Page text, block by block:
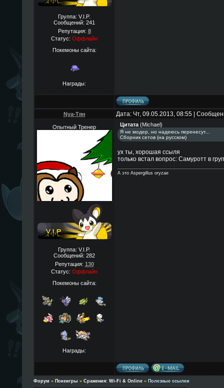
Группа: V.I.P.
Сообщений: 241
Репутация: 8
Статус: Оффлайн
Покемоны сайта:
Награды:
Nya-Тян Дата: Чт, 09.05.2013, 08:55 |
Опытный Тренер
Группа: V.I.P.
Сообщений: 282
Репутация: 130
Статус: Оффлайн
Покемоны сайта:
Награды:
Цитата(Michael)
Я не модер, но надеюсь перенесут...
Сборник сетов (на русском)
ух ты, хорошая ссыля
только встал вопрос: Самуротт в
А это Aspergillus oryzae
Форум » Покеигры » Сражения: Wi-Fi & Online » Полезные ссылки